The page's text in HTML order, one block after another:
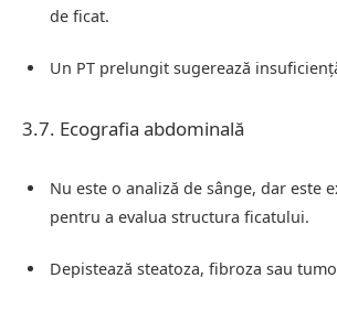
de ficat.
Un PT prelungit sugerează
3.7. Ecografia abdominală
Nu este o analiză de sânge, dar este
pentru a evalua structura ficatului.
Depistează steatoza, fibroza sau